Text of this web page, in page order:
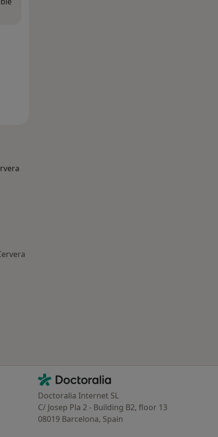
Contacto
Doctoralia - Página de inicio
Doctoralia Internet SL
C/ Josep Pla 2 - Building B2, floor 13
08019 Barcelona, Spain